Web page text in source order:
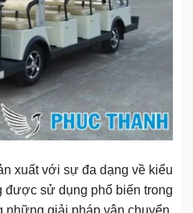
xuất với sự đa dạng về kiểu
được sử dụng phổ biến trong
những giải pháp vận chuyển